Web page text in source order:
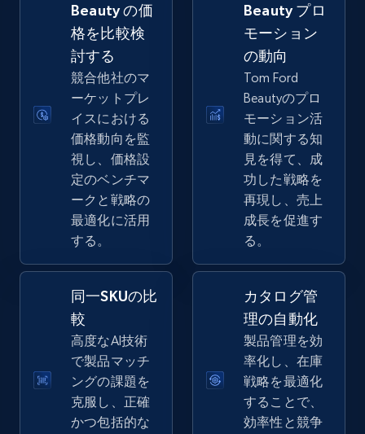
URL, Product id, Title, Seller name, Seller rating,
Seller reviews, Breadcrumbs, Root category, and
more.
2.5K+ 359+ 今すぐ始める
eBay - Gather data on products using
specified keywords
URL, Product id, Title, Seller name, Seller rating,
Seller reviews, Breadcrumbs, Root category, and
more.
2.5K+ 359+ 今すぐ始める
Beauty の価
格を比較検
討する
競合他社のマ
ーケットプレ
イスにおける
価格動向を監
視し、価格設
定のベンチマ
ークと戦略の
最適化に活用
する。
Beauty プロ
モーション
の動向
Tom Ford
Beautyのプロ
モーション活
動に関する知
見を得て、成
功した戦略を
再現し、売上
成長を促進す
る。
同一SKUの比
較
高度なAI技術
で製品マッチ
ングの課題を
克服し、正確
かつ包括的な
カタログ管
理の自動化
製品管理を効
率化し、在庫
戦略を最適化
することで、
効率性と競争